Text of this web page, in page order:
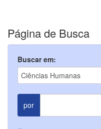
Página de Busca
Buscar em:
por